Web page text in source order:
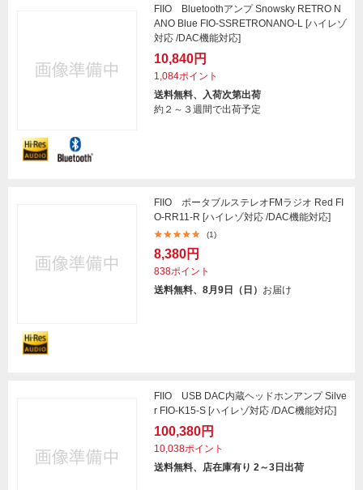
FIIO Bluetoothアンプ Snowsky RETRO N
ANO Blue FIO-SSRETRONANO-L [ハイレゾ
対応 /DAC機能対応]
10,840円
1,084ポイント
送料無料、入荷次第出荷
約２～３週間で出荷予定
FIIO ポータブルステレオFMラジオ Red FI
O-RR11-R [ハイレゾ対応 /DAC機能対応]
(1)
8,380円
838ポイント
送料無料、8月9日（日） お届け
FIIO USB DAC内蔵ヘッドホンアンプ Silve
r FIO-K15-S [ハイレゾ対応 /DAC機能対応]
100,380円
10,038ポイント
送料無料、店在庫有り 2～3日出荷